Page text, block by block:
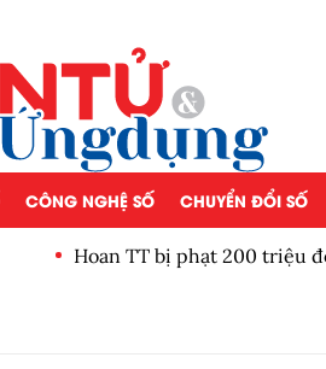
CÔNG NGHỆ SỐ CHUYỂN ĐỔI SỐ
Hoan TT bị phạt 200 triệu